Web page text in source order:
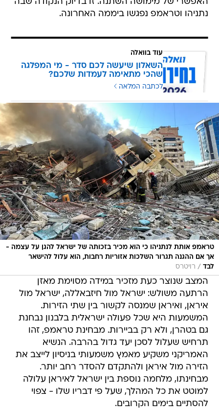
נתניהו וטראמפ נפגשו ביממה האחרונה.
עוד בוואלה
השאלון שיעשה לכם סדר - מי המפלגה
שהכי מתאימה לעמדות שלכם?
לכתבה המלאה
טראמפ אותת לנתניהו כי הוא מכיר בזכותה של ישראל להגן על עצמה -
אך אם ההגנה תגרור השלכות אזוריות רחבות, הוא עלול להישאר
לבד / רויטרס
המצב שנוצר כעת מזכיר במידה מסוימת מאזן
הרתעה משולש: ישראל מול חיזבאללה, ישראל מול
איראן, ואיראן שמנסה לקשור בין שתי הזירות.
המשמעות היא שכל פעולה ישראלית בלבנון נבחנת
גם בטהרן, ולא רק בביירות. מבחינת טראמפ, זהו
תרחיש שעלול לסכן יעד גדול בהרבה. הנשיא
האמריקני משקיע מאמץ משמעותי בניסיון לייצב את
הזירה מול איראן ולהתקדם להסדר רחב יותר.
מבחינתו, מלחמה נוספת בין ישראל לאיראן עלולה
למוטט את כל המהלך, שעל פי דבריו שלו - צפוי
להסתיים בימים הקרובים.